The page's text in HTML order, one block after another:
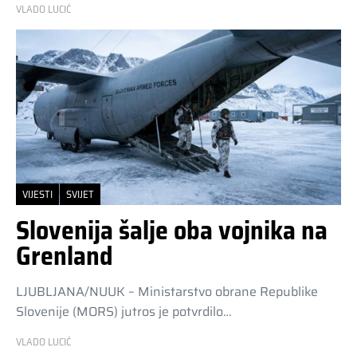
VLADO LUCIĆ
VIJESTI SVIJET
Slovenija šalje oba vojnika na
Grenland
LJUBLJANA/NUUK – Ministarstvo obrane Republike
Slovenije (MORS) jutros je potvrdilo…
VLADO LUCIĆ